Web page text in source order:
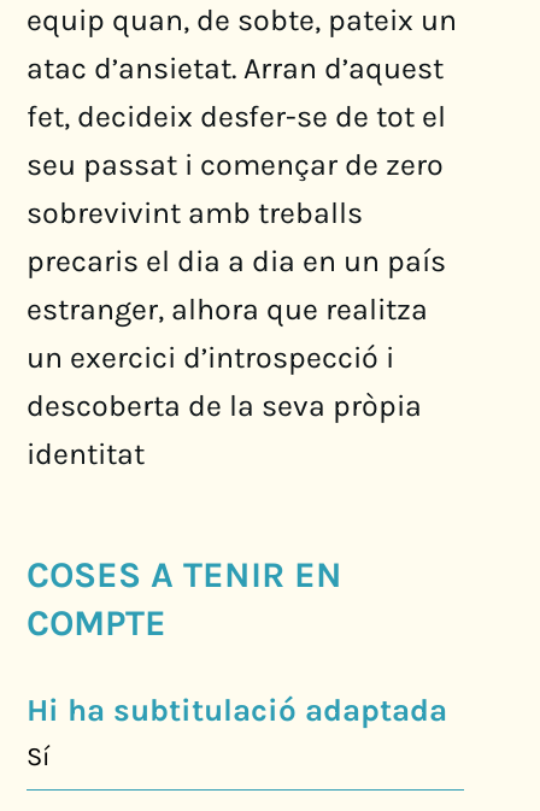
equip quan, de sobte, pateix un
atac d’ansietat. Arran d’aquest
fet, decideix desfer-se de tot el
seu passat i començar de zero
sobrevivint amb treballs
precaris el dia a dia en un país
estranger, alhora que realitza
un exercici d’introspecció i
descoberta de la seva pròpia
identitat
COSES A TENIR EN
COMPTE
Hi ha subtitulació adaptada
Sí